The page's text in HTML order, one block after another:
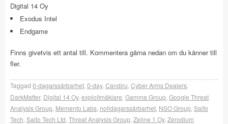
Digital 14 Oy
Exodus Intel
Endgame
Finns givetvis ett antal till. Kommentera gärna nedan om du känner till
fler.
Taggad 0-dagarssårbarhet 0-day, Candiru Cyber Arms Dealers
DarkMatter, Digital 14 Oy, exploitmäklare Gamma Group Google Threat
Analysis Group Memento Labs nolldagarssårbarhet NSO Group Saito
Tech Saito Tech Ltd Threat Analysis Group Zeline 1 Oy, Zerodium